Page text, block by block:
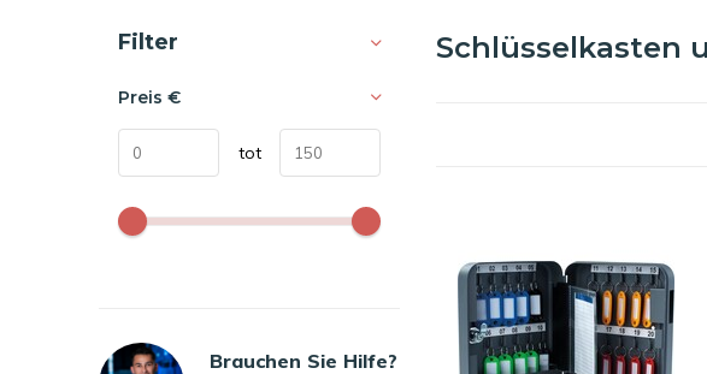
Schlüsselkasten
Sortieren nach:
Filter
Preis €
tot
Brauchen Sie Hilfe?